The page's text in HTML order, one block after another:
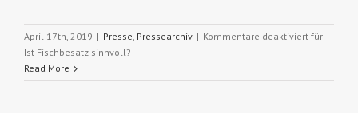
April 17th, 2019 | Presse Pressearchiv | Kommentare deaktiviert für
Ist Fischbesatz sinnvoll?
Read More